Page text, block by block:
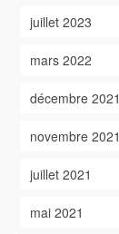
juillet 2023
mars 2022
décembre 2021
novembre 2021
juillet 2021
mai 2021